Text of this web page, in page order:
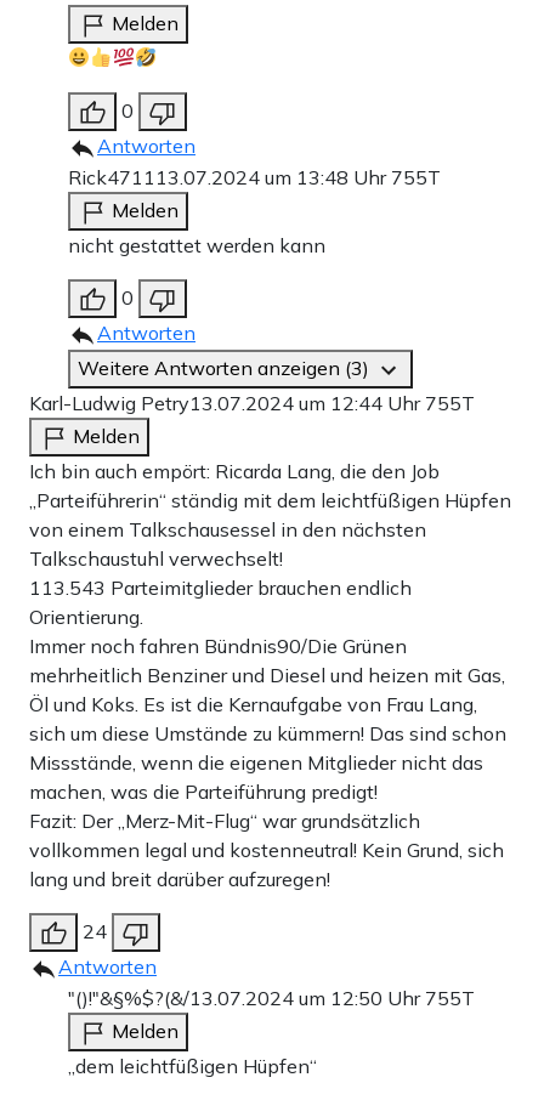
Melden
0
Antworten
Rick4711 13.07.2024 um 13:48 Uhr 755T
Melden
nicht gestattet werden kann
0
Antworten
Weitere Antworten anzeigen (3)
Karl-Ludwig Petry13.07.2024 um 12:44 Uhr 755T
Melden
Ich bin auch empört: Ricarda Lang, die den Job
„Parteiführerin“ ständig mit dem leichtfüßigen Hüpfen
von einem Talkschausessel in den nächsten
Talkschaustuhl verwechselt!
113.543 Parteimitglieder brauchen endlich
Orientierung.
Immer noch fahren Bündnis90/Die Grünen
mehrheitlich Benziner und Diesel und heizen mit Gas,
Öl und Koks. Es ist die Kernaufgabe von Frau Lang,
sich um diese Umstände zu kümmern! Das sind schon
Missstände, wenn die eigenen Mitglieder nicht das
machen, was die Parteiführung predigt!
Fazit: Der „Merz-Mit-Flug“ war grundsätzlich
vollkommen legal und kostenneutral! Kein Grund, sich
lang und breit darüber aufzuregen!
24
Antworten
"()!"&§%$?(&/13.07.2024 um 12:50 Uhr 755T
Melden
„dem leichtfüßigen Hüpfen“